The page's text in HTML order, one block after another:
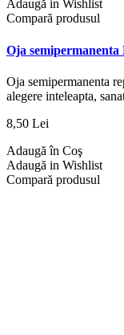
Adaugă in Wishlist
Compară produsul
Oja
Oja semipermanenta
alegere inteleapta,
8,50 Lei
Adaugă în Coş
Adaugă in Wishlist
Compară produsul